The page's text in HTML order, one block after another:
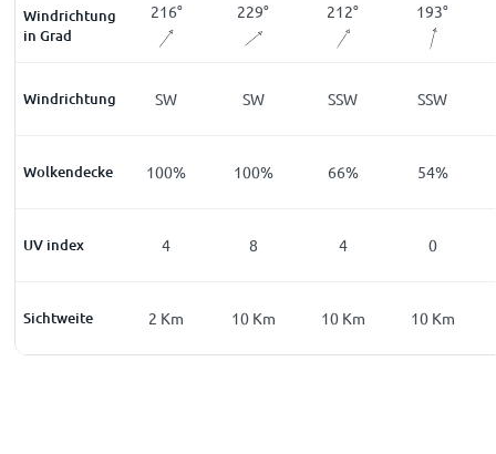
Windrichtung
in Grad
231° 216° 229° 212° 193°
Windrichtung
SW SW SW SSW SSW
Wolkendecke
100% 100% 100% 66% 54%
UV index
0 4 8 4 0
Sichtweite
0Km 2 Km 10 Km 10 Km 10 Km